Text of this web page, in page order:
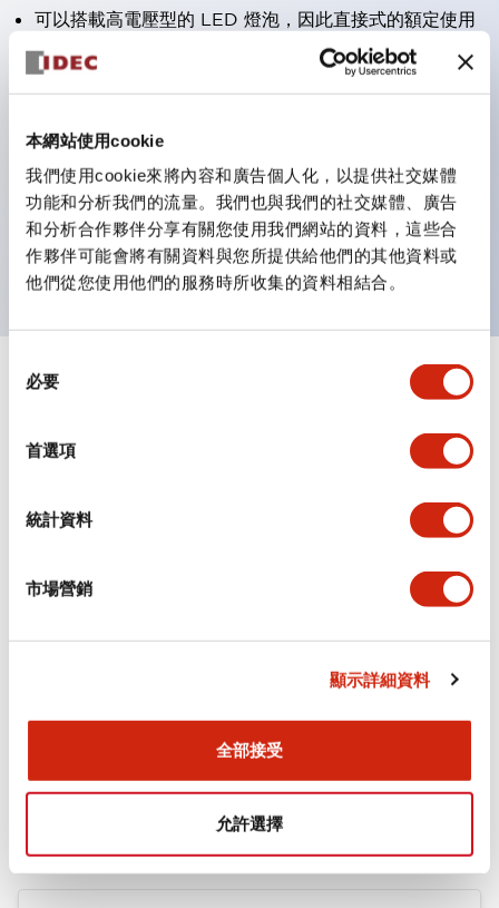
本網站使用cookie
我們使用cookie來將內容和廣告個人化，以提供社交媒體
功能和分析我們的流量。我們也與我們的社交媒體、廣告
和分析合作夥伴分享有關您使用我們網站的資料，這些合
作夥伴可能會將有關資料與您所提供給他們的其他資料或
他們從您使用他們的服務時所收集的資料相結合。
必要
首選項
統計資料
市場營銷
顯示詳細資料
全部接受
允許選擇
可以搭載高電壓型的 LED 燈泡，因此直接式的額定使用
電壓最高可支援至 240V。
一顆 LED 燈泡即可呈現六種顏色（LSRD 燈泡）。以往
需分色管理的 LED 燈泡，如今可用單一顆燈泡呈現多種
顏色。
符合UL、CSA、TÜV、CCC認證。
規格 顯示全部+
審美規範
認證與標準